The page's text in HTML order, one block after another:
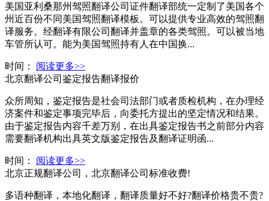
美国亚利桑那州驾照翻译公司证件翻译部统一定制了美国各个
州近百份不同美国驾照翻译模板。可以提供专业高效的驾照翻
译服务。经翻译有限公司翻译并盖章的各类驾照。可以被当地
车管所认可。能为美国驾照持有人在中国换...
时间：
阅读更多>>
北京翻译公司鉴定报告翻译报价
众所周知，鉴定报告是社会司法部门或者质检机构，在办理经
济案件和鉴定事项完毕后，向委托方提出的坚定情况和结果。
由于鉴定报告内容千差万别，在出具鉴定报告书之前部分内容
需要翻译机构出具英文版鉴定报告及翻译证明函...
时间：
阅读更多>>
北京正规翻译公司，北京翻译公司标准收费!
多语种翻译，本地化翻译，翻译质量好不好?翻译价格贵不贵?